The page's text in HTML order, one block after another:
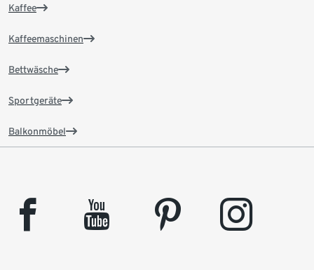
Kaffee
Kaffeemaschinen
Bettwäsche
Sportgeräte
Balkonmöbel
facebook youtube pinterest instagram